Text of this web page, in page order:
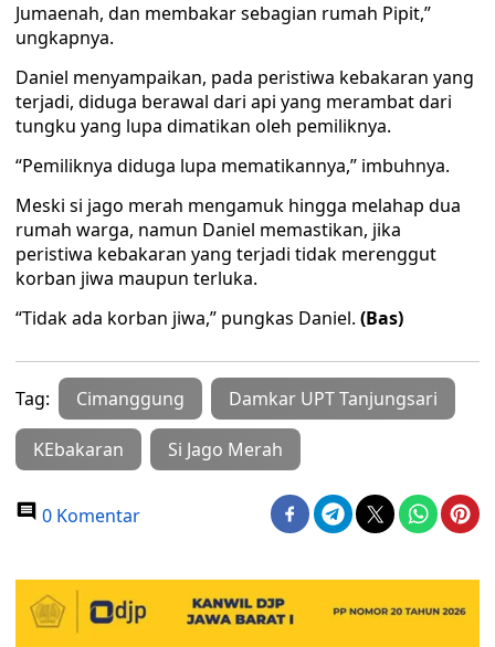
Jumaenah, dan membakar sebagian rumah Pipit,”
ungkapnya.
Daniel menyampaikan, pada peristiwa kebakaran yang
terjadi, diduga berawal dari api yang merambat dari
tungku yang lupa dimatikan oleh pemiliknya.
“Pemiliknya diduga lupa mematikannya,” imbuhnya.
Meski si jago merah mengamuk hingga melahap dua
rumah warga, namun Daniel memastikan, jika
peristiwa kebakaran yang terjadi tidak merenggut
korban jiwa maupun terluka.
“Tidak ada korban jiwa,” pungkas Daniel. (Bas)
Tag: Cimanggung Damkar UPT Tanjungsari
KEbakaran Si Jago Merah
0 Komentar